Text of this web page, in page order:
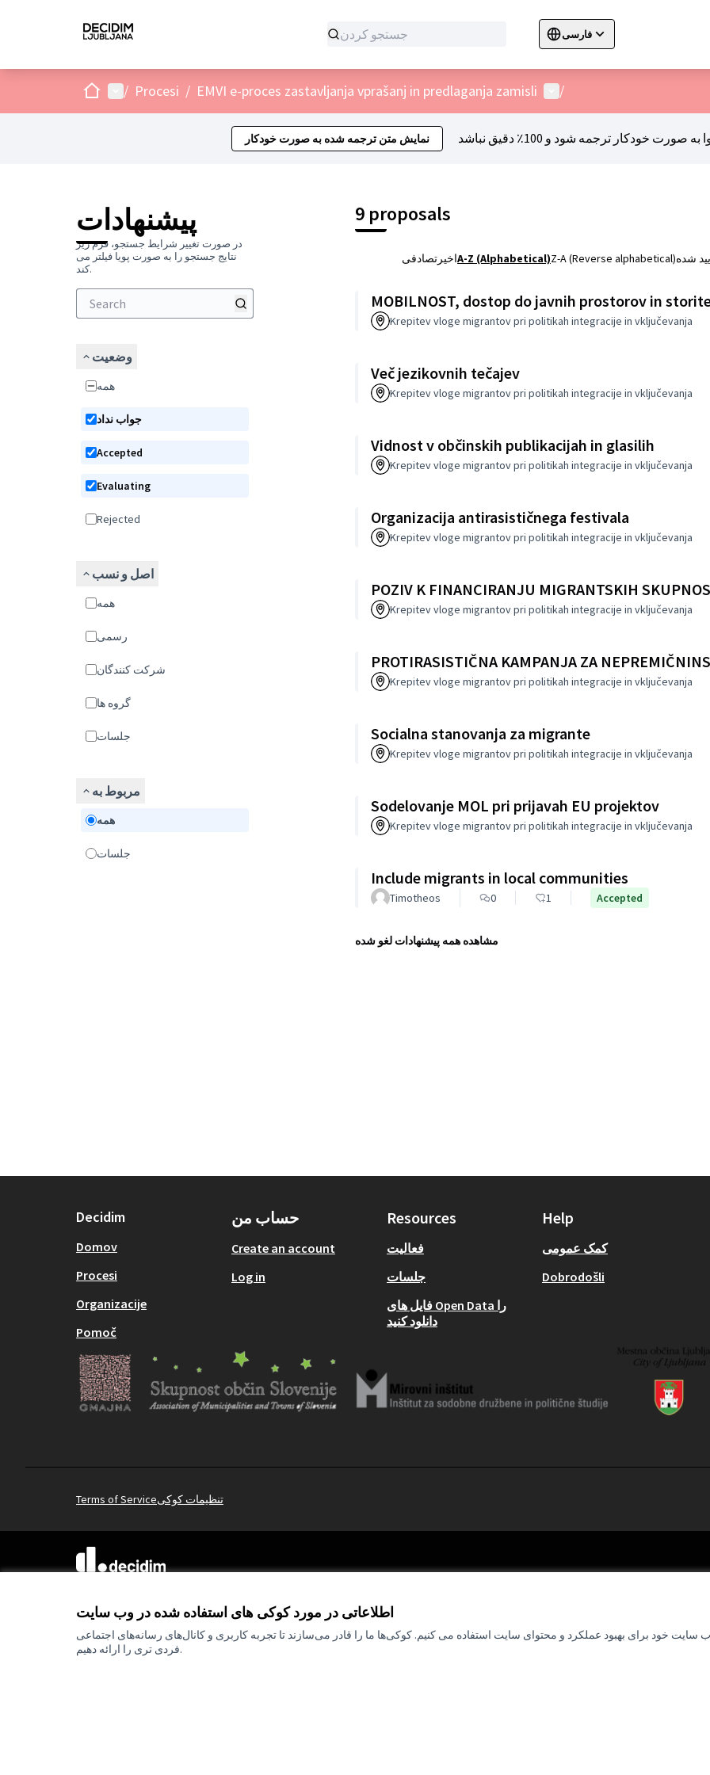
اطلاعاتی در مورد کوکی های استفاده شده در وب سایت
سایت خود برای بهبود عملکرد و محتوای سایت استفاده می کنیم. کوکی‌ها ما را قادر می‌سازند تا تجربه کاربری و کانال‌های رسانه‌های اجتماعی
فردی تری را ارائه دهیم.
فارسی
Sprache wählen
صفحه اصلی
منوی اصلی
/ Procesi / EMVI e-proces zastavljanja vprašanj in predlaganja zamisli منو کاربر
/
نمایش متن ترجمه شده به صورت خودکار
پیشنهادات
در صورت تغییر شرایط جستجو، فرم زیر
نتایج جستجو را به صورت پویا فیلتر می
کند.
وضعیت
همه
جواب نداد
Accepted
Evaluating
Rejected
اصل و نسب
همه
رسمی
شركت كنندگان
گروه ها
جلسات
مربوط به
همه
جلسات
9 proposals
تصادفی اخیرA-Z (Alphabetical)Z-A (Reverse alphabetical)شده
MOBILNOST, dostop do javnih prostorov in
Krepitev vloge migrantov pri politikah integracije in vključevanja
Več jezikovnih tečajev
Krepitev vloge migrantov pri politikah integracije in vključevanja
Vidnost v občinskih publikacijah in glasilih
Krepitev vloge migrantov pri politikah integracije in vključevanja
Organizacija antirasističnega festivala
Krepitev vloge migrantov pri politikah integracije in vključevanja
POZIV K FINANCIRANJU MIGRANTSKIH
Krepitev vloge migrantov pri politikah integracije in vključevanja
PROTIRASISTIČNA KAMPANJA ZA
Krepitev vloge migrantov pri politikah integracije in vključevanja
Socialna stanovanja za migrante
Krepitev vloge migrantov pri politikah integracije in vključevanja
Sodelovanje MOL pri prijavah EU projektov
Krepitev vloge migrantov pri politikah integracije in vključevanja
Include migrants in local communities
Timotheos 0 1 Accepted
مشاهده همه پیشنهادات لغو شده
Decidim
Domov
Procesi
Organizacije
Pomoč
حساب من
Create an account
Log in
Resources
فعالیت
جلسات
فایل های Open Data را
دانلود کنید
Help
کمک عمومی
Dobrodošli
Terms of Serviceتنظیمات کوکی